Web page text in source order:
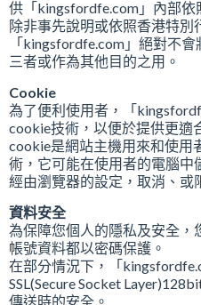
供「kingsfordfe.com」內部依
除非事先說明或依照香港特別
「kingsfordfe.com」絕對不
三者或作為其他目的之用。
Cookie
為了便利使用者，「
cookie技術，以便於提供更適
cookie是網站主機用來和使用
術，它可能在使用者的電腦中
經由瀏覽器的設定，取消、或
資料安全
為保障您個人的隱私及安全，
帳號資料都以密碼保護。
在部分情況下，「
SSL(Secure Socket
傳送時的安全。